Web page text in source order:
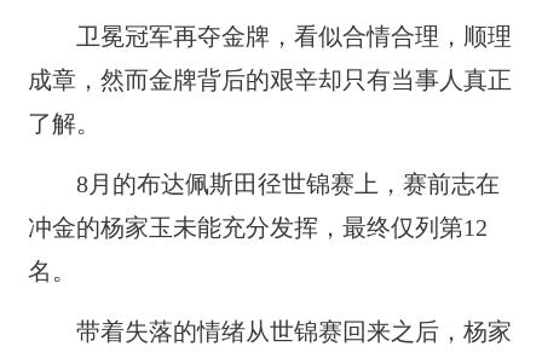
卫冕冠军再夺金牌，看似合情合理，顺理
成章，然而金牌背后的艰辛却只有当事人真正
了解。
8月的布达佩斯田径世锦赛上，赛前志在
冲金的杨家玉未能充分发挥，最终仅列第12
名。
带着失落的情绪从世锦赛回来之后，杨家